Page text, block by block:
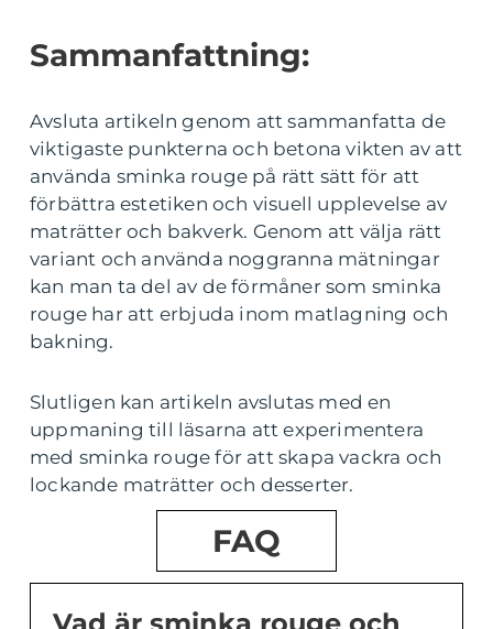
Sammanfattning:
Avsluta artikeln genom att sammanfatta de
viktigaste punkterna och betona vikten av att
använda sminka rouge på rätt sätt för att
förbättra estetiken och visuell upplevelse av
maträtter och bakverk. Genom att välja rätt
variant och använda noggranna mätningar
kan man ta del av de förmåner som sminka
rouge har att erbjuda inom matlagning och
bakning.
Slutligen kan artikeln avslutas med en
uppmaning till läsarna att experimentera
med sminka rouge för att skapa vackra och
lockande maträtter och desserter.
FAQ
Vad är sminka rouge och